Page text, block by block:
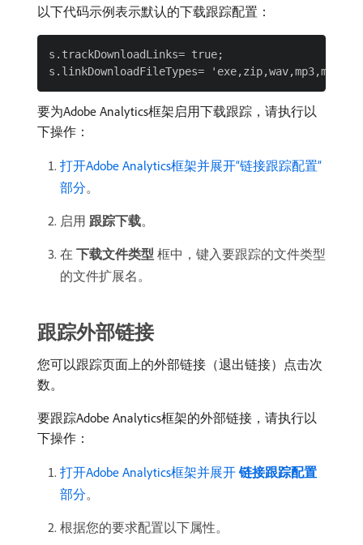
以下代码示例表示默认的下载跟踪配置：
s.trackDownloadLinks= true;
要为Adobe Analytics框架启用下载跟踪，请执行以
下操作：
打开Adobe Analytics框架并展开“链接跟踪配置”
部分。
启用​ 跟踪下载。
在​ 下载文件类型 ​框中，键入要跟踪的文件类型
的文件扩展名。
跟踪外部链接
您可以跟踪页面上的外部链接（退出链接）点击次
数。
要跟踪Adobe Analytics框架的外部链接，请执行以
下操作：
打开Adobe Analytics框架并展开​ 链接跟踪配置
部分。
根据您的要求配置以下属性。